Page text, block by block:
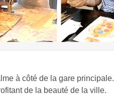
à côté de la gare principale.
de la beauté de la ville.